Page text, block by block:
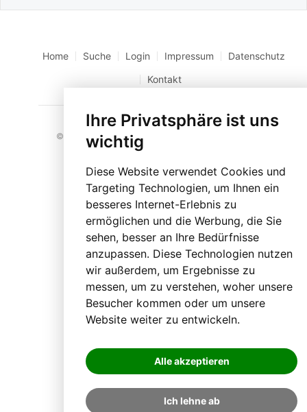
Ihre Privatsphäre ist uns
wichtig
Diese Website verwendet Cookies und
Targeting Technologien, um Ihnen ein
besseres Internet-Erlebnis zu
ermöglichen und die Werbung, die Sie
sehen, besser an Ihre Bedürfnisse
anzupassen. Diese Technologien nutzen
wir außerdem, um Ergebnisse zu
messen, um zu verstehen, woher unsere
Besucher kommen oder um unsere
Website weiter zu entwickeln.
Alle akzeptieren
Ich lehne ab
Home Suche Login Impressum
Datenschutz
Kontakt
© 2023 BLO24.at – Bezirk Liezen Online |